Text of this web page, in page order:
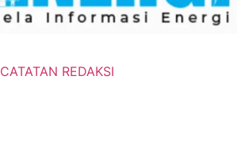
CATATAN REDAKSI